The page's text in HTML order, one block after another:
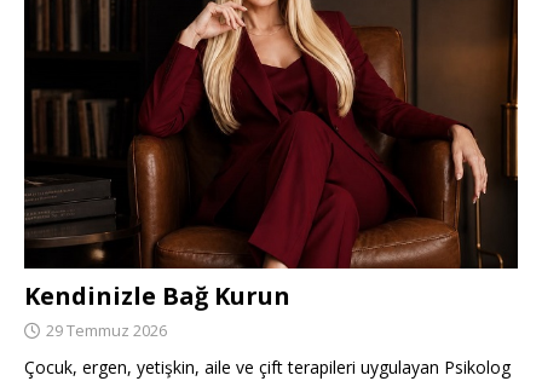
Kendinizle Bağ Kurun
29 Temmuz 2026
Çocuk, ergen, yetişkin, aile ve çift terapileri uygulayan Psikolog